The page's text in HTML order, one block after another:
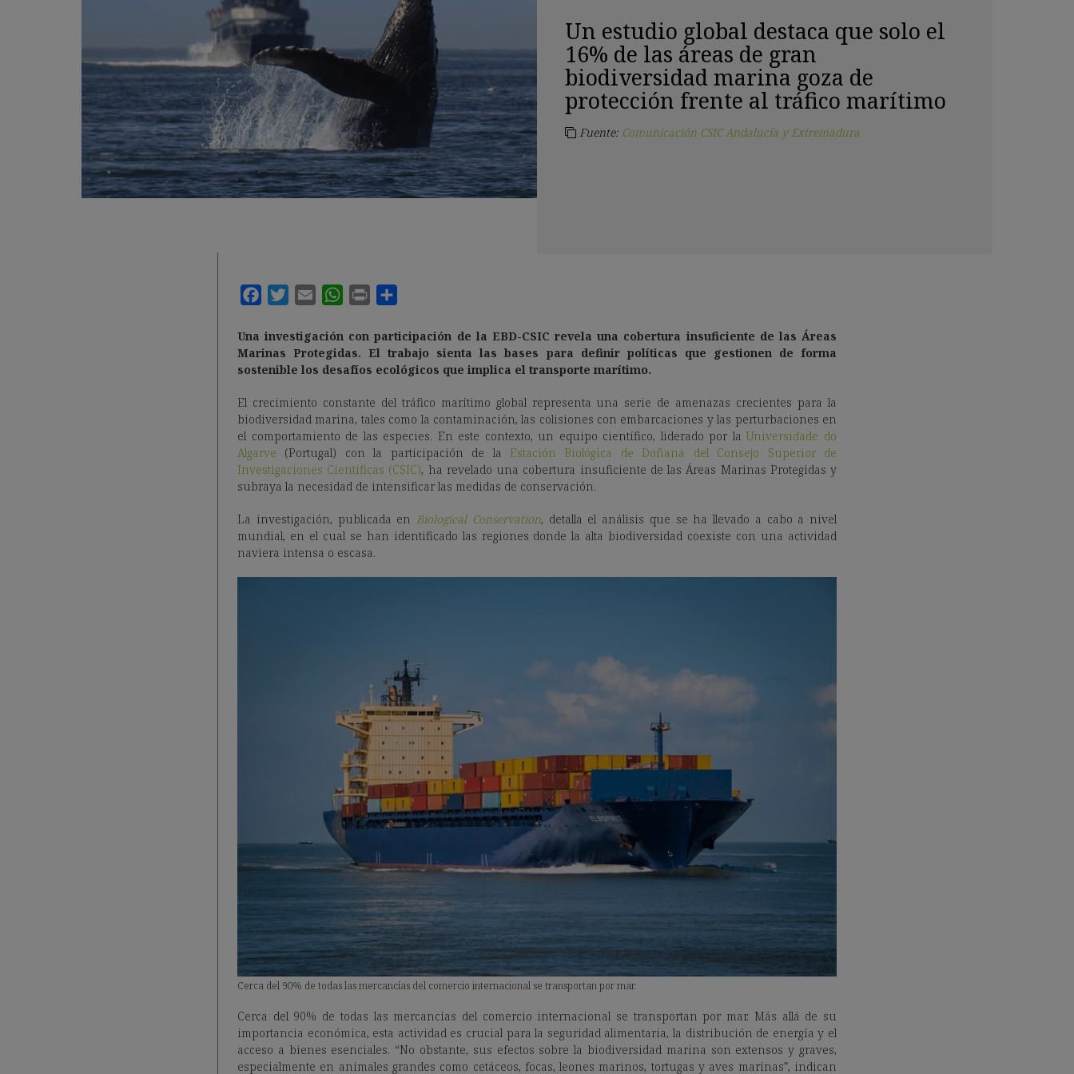
Un estudio global destaca que solo el
16% de las áreas de gran
biodiversidad marina goza de
protección frente al tráfico marítimo
Fuente: Comunicación CSIC Andalucía y Extremadura
Una investigación con participación de la EBD-CSIC revela una cobertura insuficiente de las Áreas
Marinas Protegidas.El trabajo sienta las bases para definir políticas que gestionen de forma
sostenible los desafíos ecológicos que implica el transporte marítimo.
El crecimiento constante del tráfico marítimo global representa una serie de amenazas crecientes para la
biodiversidad marina, tales como la contaminación, las colisiones con embarcaciones y las perturbaciones en
el comportamiento de las especies. En este contexto, un equipo científico, liderado por laUniversidade do
Algarve (Portugal) con la participación de la Estación Biológica de Doñana del Consejo Superior de
Investigaciones Científicas (CSIC), ha revelado una cobertura insuficiente de las Áreas Marinas Protegidas y
subraya la necesidad de intensificar las medidas de conservación.
La investigación, publicada en Biological Conservation, detalla el análisis que se ha llevado a cabo a nivel
mundial, en el cual se han identificado las regiones donde la alta biodiversidad coexiste con una actividad
naviera intensa o escasa.
Cerca del 90% de todas las mercancías del comercio internacional se transportan por mar.
Cerca del 90% de todas las mercancías del comercio internacional se transportan por mar. Más allá de su
importancia económica, esta actividad es crucial para la seguridad alimentaria, la distribución de energía y el
acceso a bienes esenciales. “No obstante, sus efectos sobre la biodiversidad marina son extensos y graves,
especialmente en animales grandes como cetáceos, focas, leones marinos, tortugas y aves marinas”, indican